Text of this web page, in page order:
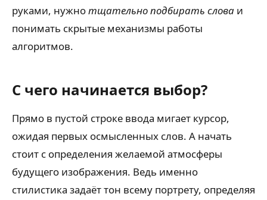
руками, нужнотщательно подбирать слова и
понимать скрытые механизмы работы
алгоритмов.
С чего начинается выбор?
Прямо в пустой строке ввода мигает курсор,
ожидая первых осмысленных слов. А начать
стоит с определения желаемой атмосферы
будущего изображения. Ведь именно
стилистика задаёт тон всему портрету, определяя